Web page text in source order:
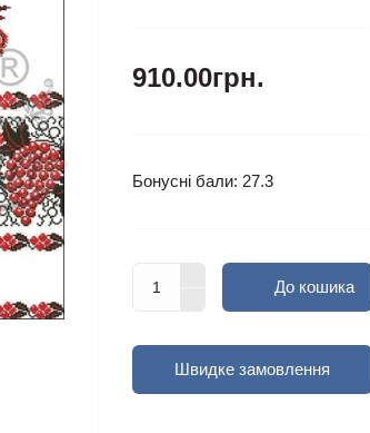
910.00грн.
Бонусні бали: 27.3
До кошика
Швидке замовлення